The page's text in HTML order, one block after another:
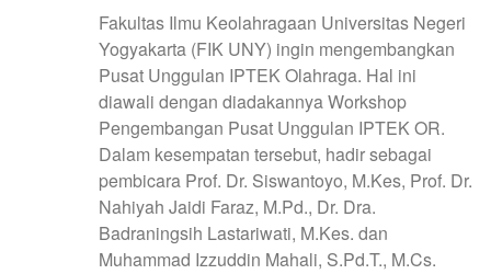
Fakultas Ilmu Keolahragaan Universitas Negeri
Yogyakarta (FIK UNY) ingin mengembangkan
Pusat Unggulan IPTEK Olahraga. Hal ini
diawali dengan diadakannya Workshop
Pengembangan Pusat Unggulan IPTEK OR.
Dalam kesempatan tersebut, hadir sebagai
pembicara Prof. Dr. Siswantoyo, M.Kes, Prof. Dr.
Nahiyah Jaidi Faraz, M.Pd., Dr. Dra.
Badraningsih Lastariwati, M.Kes. dan
Muhammad Izzuddin Mahali, S.Pd.T., M.Cs.